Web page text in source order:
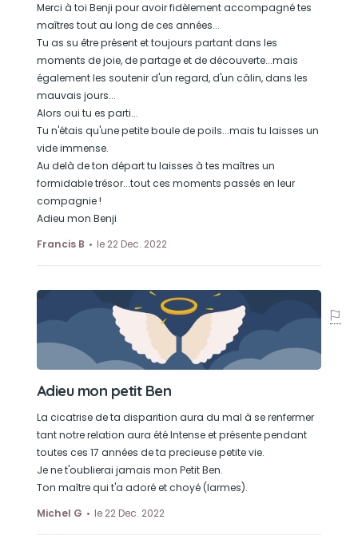
Merci à toi Benji pour avoir fidèlement accompagné tes
maîtres tout au long de ces années...
Tu as su être présent et toujours partant dans les
moments de joie, de partage et de découverte...mais
également les soutenir d'un regard, d'un câlin, dans les
mauvais jours...
Alors oui tu es parti...
Tu n'étais qu'une petite boule de poils...mais tu laisses un
vide immense.
Au delà de ton départ tu laisses à tes maîtres un
formidable trésor...tout ces moments passés en leur
compagnie !
Adieu mon Benji
Francis B
le 22 Dec. 2022
Adieu mon petit Ben
La cicatrise de ta disparition aura du mal à se renfermer
tant notre relation aura été Intense et présente pendant
toutes ces 17 années de ta precieuse petite vie.
Je ne t'oublierai jamais mon Petit Ben.
Ton maître qui t'a adoré et choyé (larmes).
Michel G
le 22 Dec. 2022